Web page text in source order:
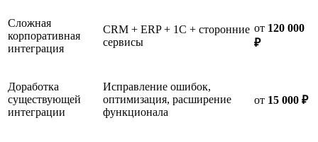
Сложная
корпоративная
интеграция
CRM + ERP + 1С + сторонние
сервисы
от 120 000
₽
Доработка
существующей
интеграции
Исправление ошибок,
оптимизация, расширение
функционала
от 15 000 ₽